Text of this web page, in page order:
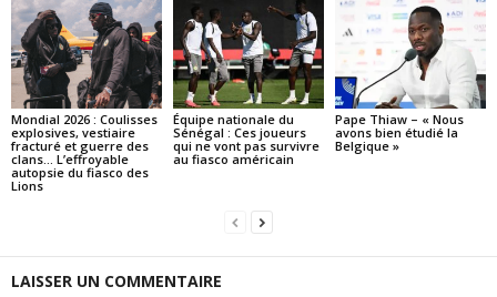
Mondial 2026 : Coulisses
explosives, vestiaire
fracturé et guerre des
clans… L’effroyable
autopsie du fiasco des
Lions
Équipe nationale du
Sénégal : Ces joueurs
qui ne vont pas survivre
au fiasco américain
Pape Thiaw – « Nous
avons bien étudié la
Belgique »
LAISSER UN COMMENTAIRE